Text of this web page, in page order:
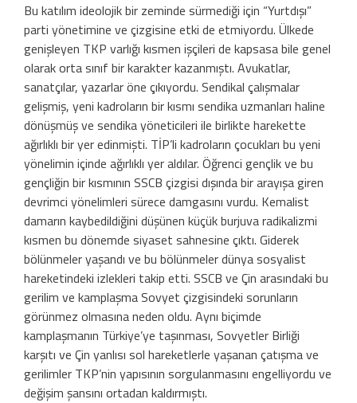
Bu katılım ideolojik bir zeminde sürmediği için “Yurtdışı”
parti yönetimine ve çizgisine etki de etmiyordu. Ülkede
genişleyen TKP varlığı kısmen işçileri de kapsasa bile genel
olarak orta sınıf bir karakter kazanmıştı. Avukatlar,
sanatçılar, yazarlar öne çıkıyordu. Sendikal çalışmalar
gelişmiş, yeni kadroların bir kısmı sendika uzmanları haline
dönüşmüş ve sendika yöneticileri ile birlikte harekette
ağırlıklı bir yer edinmişti. TİP’li kadroların çocukları bu yeni
yönelimin içinde ağırlıklı yer aldılar. Öğrenci gençlik ve bu
gençliğin bir kısmının SSCB çizgisi dışında bir arayışa giren
devrimci yönelimleri sürece damgasını vurdu. Kemalist
damarın kaybedildiğini düşünen küçük burjuva radikalizmi
kısmen bu dönemde siyaset sahnesine çıktı. Giderek
bölünmeler yaşandı ve bu bölünmeler dünya sosyalist
hareketindeki izlekleri takip etti. SSCB ve Çin arasındaki bu
gerilim ve kamplaşma Sovyet çizgisindeki sorunların
görünmez olmasına neden oldu. Aynı biçimde
kamplaşmanın Türkiye’ye taşınması, Sovyetler Birliği
karşıtı ve Çin yanlısı sol hareketlerle yaşanan çatışma ve
gerilimler TKP’nin yapısının sorgulanmasını engelliyordu ve
değişim şansını ortadan kaldırmıştı.